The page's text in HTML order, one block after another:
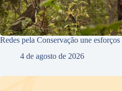
Redes pela Conservação une
4 de agosto de 2026